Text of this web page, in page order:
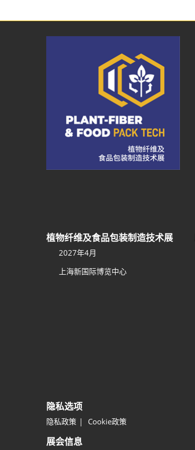
植物纤维及食品包装制造技术展
2027年4月
上海新国际博览中心
隐私选项
隐私政策 Cookie政策
展会信息